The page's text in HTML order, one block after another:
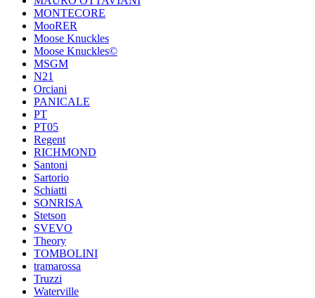
MONTECORE
MooRER
Moose Knuckles
Moose Knuckles©️
MSGM
N21
Orciani
PANICALE
PT
PT05
Regent
RICHMOND
Santoni
Sartorio
Schiatti
SONRISA
Stetson
SVEVO
Theory
TOMBOLINI
tramarossa
Truzzi
Waterville